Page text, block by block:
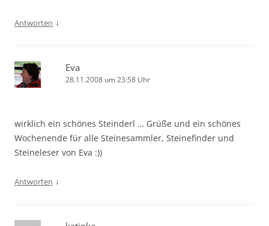
Antworten ↓
Eva
28.11.2008 um 23:58 Uhr
wirklich ein schönes Steinderl … Grüße und ein schönes
Wochenende für alle Steinesammler, Steinefinder und
Steineleser von Eva :))
Antworten ↓